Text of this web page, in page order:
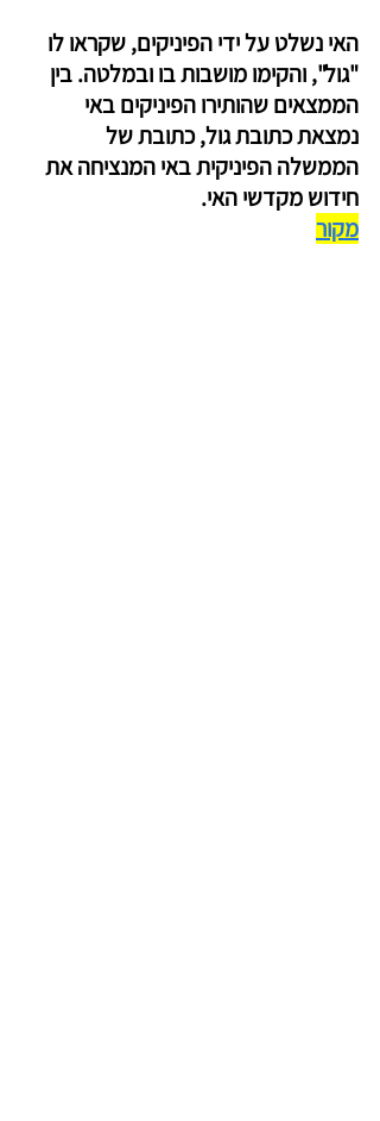
האי נשלט על ידי הפיניקים, שקראו לו
"גול", והקימו מושבות בו ובמלטה. בין
הממצאים שהותירו הפיניקים באי
נמצאת כתובת גול, כתובת של
הממשלה הפיניקית באי המנציחה את
חידוש מקדשי האי.
מקור